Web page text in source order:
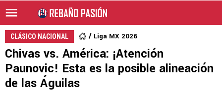
CLÁSICO NACIONAL Liga MX 2026
Chivas vs. América: ¡Atención
Paunovic! Esta es la posible alineación
de las Águilas